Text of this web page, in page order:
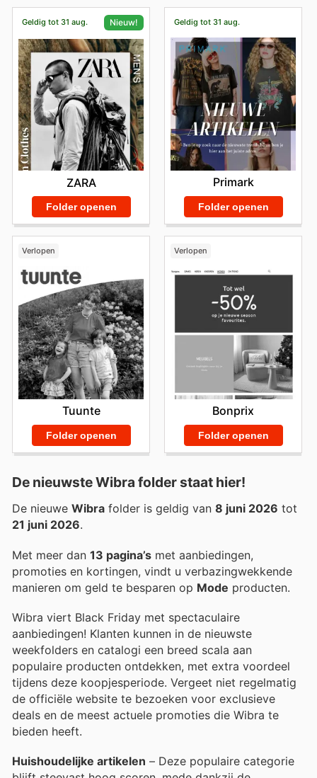
Geldig tot 31 aug. Nieuw!
ZARA
Folder openen
Geldig tot 31 aug.
Primark
Folder openen
Verlopen
Tuunte
Folder openen
Verlopen
Bonprix
Folder openen
De nieuwste Wibra folder staat hier!
De nieuwe Wibra folder is geldig van 8 juni 2026 tot
21 juni 2026.
Met meer dan 13 pagina’s met aanbiedingen,
promoties en kortingen, vindt u verbazingwekkende
manieren om geld te besparen op Mode producten.
Wibra viert Black Friday met spectaculaire
aanbiedingen! Klanten kunnen in de nieuwste
weekfolders en catalogi een breed scala aan
populaire producten ontdekken, met extra voordeel
tijdens deze koopjesperiode. Vergeet niet regelmatig
de officiële website te bezoeken voor exclusieve
deals en de meest actuele promoties die Wibra te
bieden heeft.
Huishoudelijke artikelen – Deze populaire categorie